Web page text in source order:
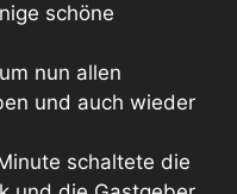
schöne
nun allen
und auch wieder
schaltete die